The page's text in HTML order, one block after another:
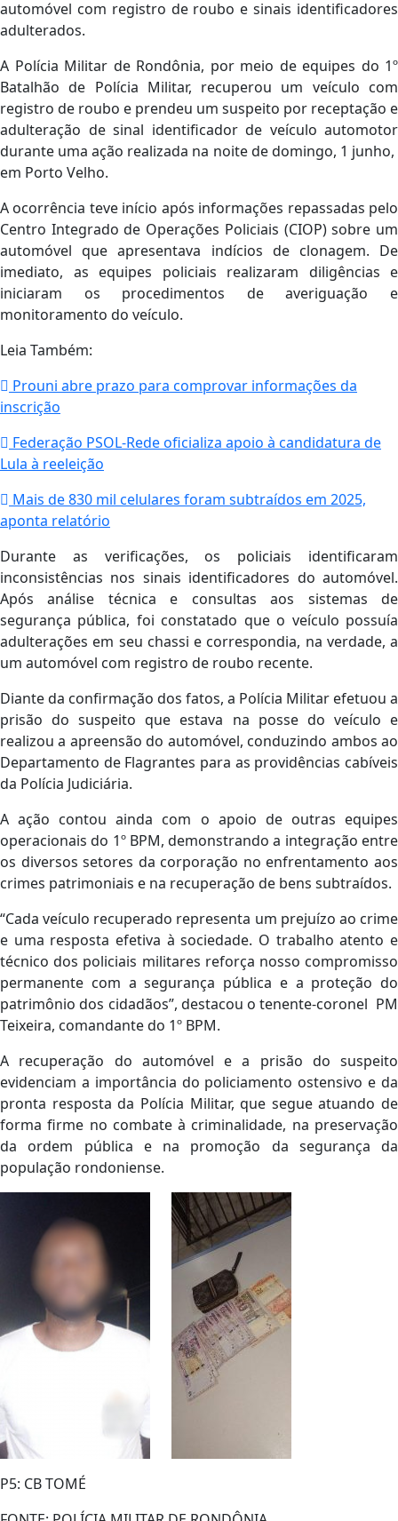
automóvel com registro de roubo e sinais identificadores
adulterados.
A Polícia Militar de Rondônia, por meio de equipes do 1º
Batalhão de Polícia Militar, recuperou um veículo com
registro de roubo e prendeu um suspeito por receptação e
adulteração de sinal identificador de veículo automotor
durante uma ação realizada na noite de domingo, 1 junho,
em Porto Velho.
A ocorrência teve início após informações repassadas pelo
Centro Integrado de Operações Policiais (CIOP) sobre um
automóvel que apresentava indícios de clonagem. De
imediato, as equipes policiais realizaram diligências e
iniciaram os procedimentos de averiguação e
monitoramento do veículo.
Leia Também:
Prouni abre prazo para comprovar informações da
inscrição
Federação PSOL-Rede oficializa apoio à candidatura de
Lula à reeleição
Mais de 830 mil celulares foram subtraídos em 2025,
aponta relatório
Durante as verificações, os policiais identificaram
inconsistências nos sinais identificadores do automóvel.
Após análise técnica e consultas aos sistemas de
segurança pública, foi constatado que o veículo possuía
adulterações em seu chassi e correspondia, na verdade, a
um automóvel com registro de roubo recente.
Diante da confirmação dos fatos, a Polícia Militar efetuou a
prisão do suspeito que estava na posse do veículo e
realizou a apreensão do automóvel, conduzindo ambos ao
Departamento de Flagrantes para as providências cabíveis
da Polícia Judiciária.
A ação contou ainda com o apoio de outras equipes
operacionais do 1º BPM, demonstrando a integração entre
os diversos setores da corporação no enfrentamento aos
crimes patrimoniais e na recuperação de bens subtraídos.
“Cada veículo recuperado representa um prejuízo ao crime
e uma resposta efetiva à sociedade. O trabalho atento e
técnico dos policiais militares reforça nosso compromisso
permanente com a segurança pública e a proteção do
patrimônio dos cidadãos”, destacou o tenente-coronel PM
Teixeira, comandante do 1º BPM.
A recuperação do automóvel e a prisão do suspeito
evidenciam a importância do policiamento ostensivo e da
pronta resposta da Polícia Militar, que segue atuando de
forma firme no combate à criminalidade, na preservação
da ordem pública e na promoção da segurança da
população rondoniense.
P5: CB TOMÉ